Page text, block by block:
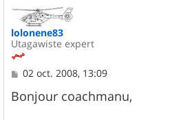
lolonene83
Utagawiste expert
M
s
s
02 oct. 2008, 13:09
Bonjour coachmanu,